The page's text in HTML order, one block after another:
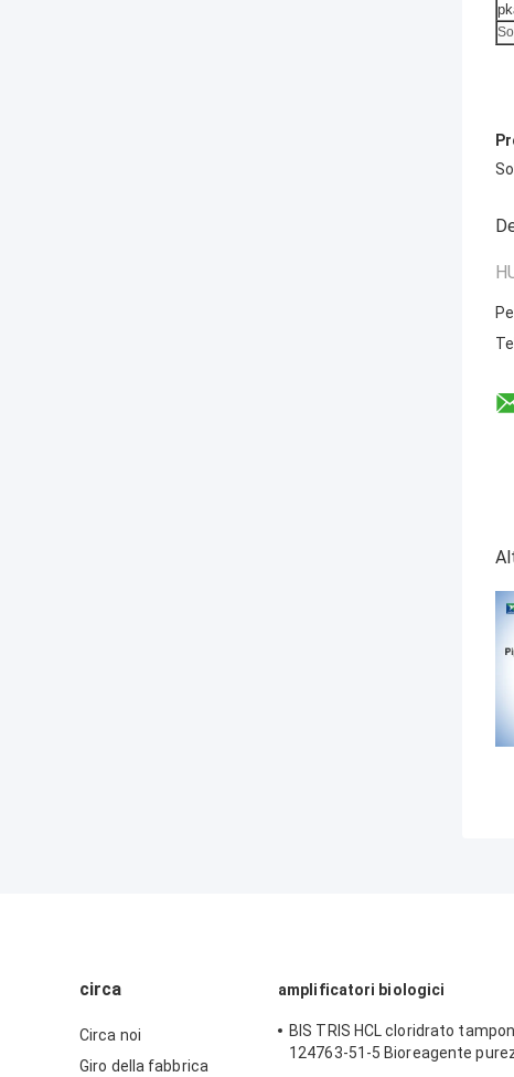
circa
Circa noi
Giro della fabbrica
amplificatori biologici
BIS TRIS HCL cloridrato
124763-51-5 Bioreagente